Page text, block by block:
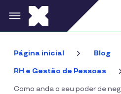
Pular para o conteúdo
Página inicial Blog
RH e Gestão de Pessoas
Como anda o seu poder de